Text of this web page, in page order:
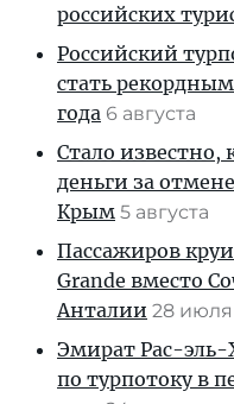
российских
Российский
стать
года 6 августа
Стало известно,
деньги за
Крым 5 августа
Пассажиров
Grande вместо
Анталии 28 июля
Эмират Рас-эль-
по турпотоку в